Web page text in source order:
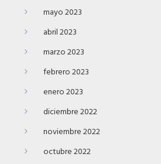
mayo 2023
abril 2023
marzo 2023
febrero 2023
enero 2023
diciembre 2022
noviembre 2022
octubre 2022